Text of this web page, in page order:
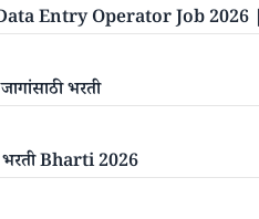
Entry Operator Job 2026 |
भरती
Bharti 2026